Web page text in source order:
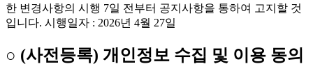
한 변경사항의 시행 7일 전부터 공지사항을 통하여 고지할 것
입니다. 시행일자 : 2026년 4월 27일
○ (사전등록) 개인정보 수집 및 이용 동의